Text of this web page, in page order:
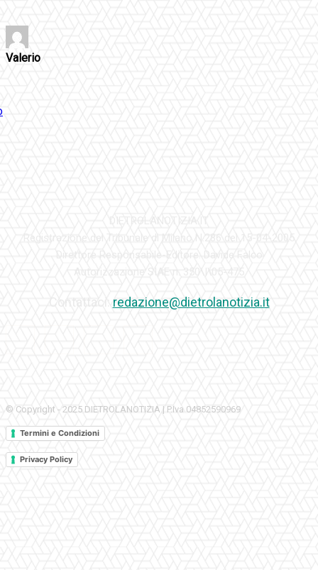
Valerio
redazione@dietrolanotizia.it
© Copyright - 2025 DIETROLANOTIZIA | P.Iva 04852590969
Termini e Condizioni
Privacy Policy